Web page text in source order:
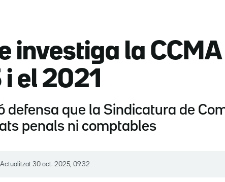
investiga la
el 2021
defensa que la Sindicatura de
penals ni comptables
Actualitzat 30 oct. 2025, 09.32